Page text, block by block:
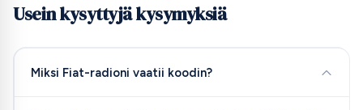
Usein kysyttyjä kysymyksiä
Miksi Fiat-radioni vaatii koodin?